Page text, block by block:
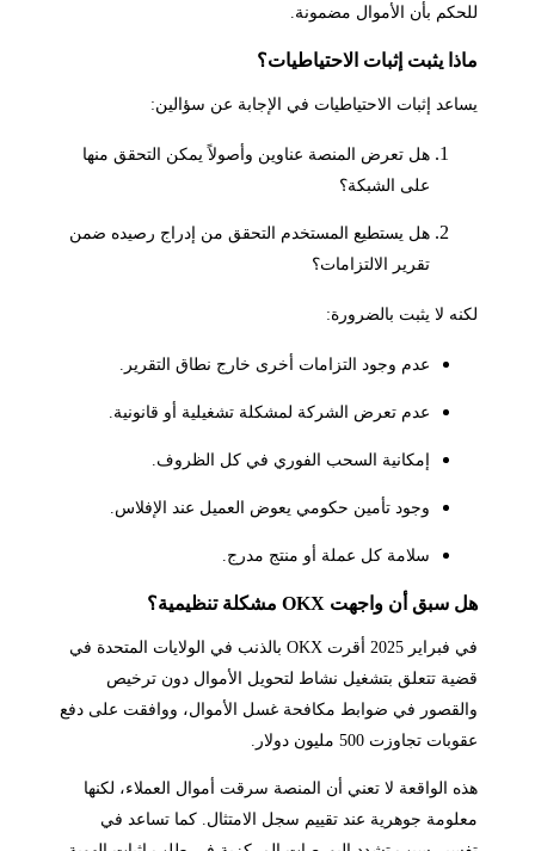
للحكم بأن الأموال مضمونة.
ماذا يثبت إثبات الاحتياطيات؟
يساعد إثبات الاحتياطيات في الإجابة عن سؤالين:
هل تعرض المنصة عناوين وأصولاً يمكن التحقق منها
على الشبكة؟
هل يستطيع المستخدم التحقق من إدراج رصيده ضمن
تقرير الالتزامات؟
لكنه لا يثبت بالضرورة:
عدم وجود التزامات أخرى خارج نطاق التقرير.
عدم تعرض الشركة لمشكلة تشغيلية أو قانونية.
إمكانية السحب الفوري في كل الظروف.
وجود تأمين حكومي يعوض العميل عند الإفلاس.
سلامة كل عملة أو منتج مدرج.
هل سبق أن واجهت OKX مشكلة تنظيمية؟
في فبراير 2025 أقرت OKX بالذنب في الولايات المتحدة في
قضية تتعلق بتشغيل نشاط لتحويل الأموال دون ترخيص
والقصور في ضوابط مكافحة غسل الأموال، ووافقت على دفع
عقوبات تجاوزت 500 مليون دولار.
هذه الواقعة لا تعني أن المنصة سرقت أموال العملاء، لكنها
معلومة جوهرية عند تقييم سجل الامتثال. كما تساعد في